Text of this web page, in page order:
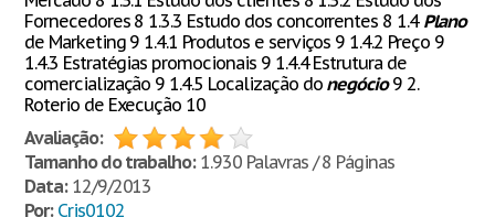
Fornecedores 8 1.3.3 Estudo dos concorrentes 8 1.4 Plano
de Marketing 9 1.4.1 Produtos e serviços 9 1.4.2 Preço 9
1.4.3 Estratégias promocionais 9 1.4.4 Estrutura de
comercialização 9 1.4.5 Localização do negócio9 2.
Roterio de Execução 10
Avaliação:
Tamanho do trabalho:1.930 Palavras / 8 Páginas
Data:12/9/2013
Por: Cris0102